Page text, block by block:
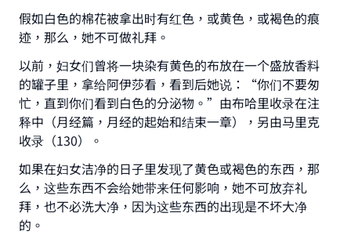
假如白色的棉花被拿出时有红色，或黄色，或褐色的痕
迹，那么，她不可做礼拜。
以前，妇女们曾将一块染有黄色的布放在一个盛放香料
的罐子里，拿给阿伊莎看，看到后她说：“你们不要匆
忙，直到你们看到白色的分泌物。”由布哈里收录在注
释中（月经篇，月经的起始和结束一章），另由马里克
收录（130）。
如果在妇女洁净的日子里发现了黄色或褐色的东西，那
么，这些东西不会给她带来任何影响，她不可放弃礼
拜，也不必洗大净，因为这些东西的出现是不坏大净
的。
"A person who leads others to doing what is
good will earn the same reward as those who
(MUSLIM, 1893)
Support IslamQA